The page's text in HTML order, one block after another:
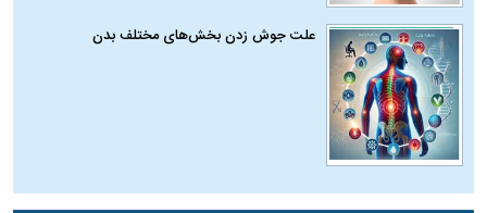
علت جوش زدن بخش‌های مختلف بدن